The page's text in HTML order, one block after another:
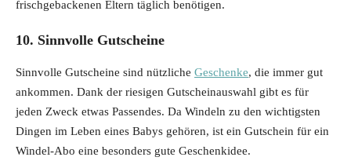
:
0
.
9
9
€
2
9
9
€
.
frischgebackenen Eltern täglich benötigen.
10. Sinnvolle Gutscheine
Sinnvolle Gutscheine sind nützliche Geschenke, die immer gut
ankommen. Dank der riesigen Gutscheinauswahl gibt es für
jeden Zweck etwas Passendes. Da Windeln zu den wichtigsten
Dingen im Leben eines Babys gehören, ist ein Gutschein für ein
Windel-Abo eine besonders gute Geschenkidee.